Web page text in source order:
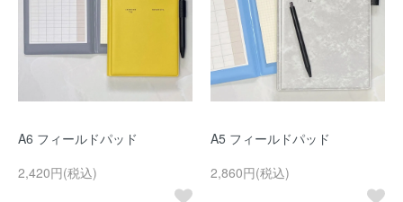
A6 フィールドパッド
2,420円(税込)
A5 フィールドパッド
2,860円(税込)